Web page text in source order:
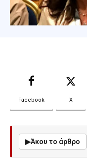
Facebook X
▶Άκου το άρθρο